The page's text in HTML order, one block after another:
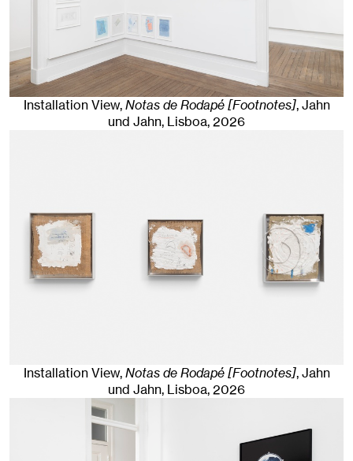
Installation View,Notas de Rodapé [Footnotes], Jahn
und Jahn, Lisboa, 2026
Installation View,Notas de Rodapé [Footnotes], Jahn
und Jahn, Lisboa, 2026